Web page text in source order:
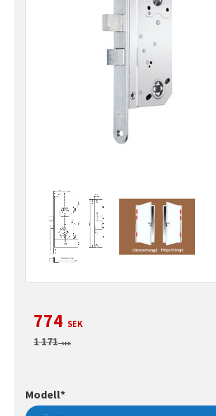
Nedsatt pris:
774 SEK
Ordinarie pris:
1 171SEK
Modell*